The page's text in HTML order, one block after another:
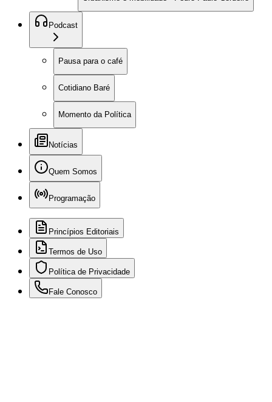
Podcast
Pausa para o café
Cotidiano Baré
Momento da Política
Notícias
Quem Somos
Programação
Princípios Editoriais
Termos de Uso
Política de Privacidade
Fale Conosco